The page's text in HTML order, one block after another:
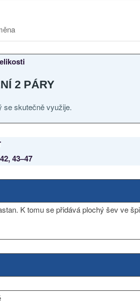
2 PÁRY
se skutečně využije.
43–47
K tomu se přidává plochý šev ve